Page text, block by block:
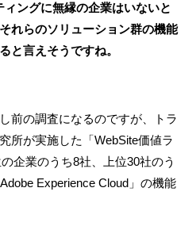
ングに無縁の企業はいないと
れらのソリューション群の機能
と言えそうですね。
前の調査になるのですが、トラ
所が実施した「WebSite価値ラ
企業のうち8社、上位30社のう
Experience Cloud」の機能